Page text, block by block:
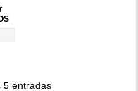
5 entradas